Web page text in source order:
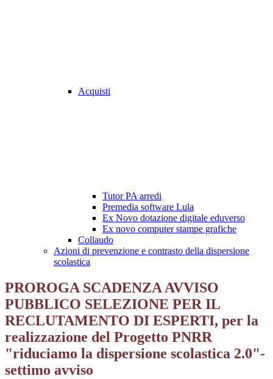
Acquisti
Tutor PA arredi
Premedia software Lula
Ex Novo dotazione digitale eduverso
Ex novo computer stampe grafiche
Collaudo
Azioni di prevenzione e contrasto della dispersione
scolastica
PROROGA SCADENZA AVVISO
PUBBLICO SELEZIONE PER IL
RECLUTAMENTO DI ESPERTI, per la
realizzazione del Progetto PNRR
"riduciamo la dispersione scolastica 2.0"-
settimo avviso